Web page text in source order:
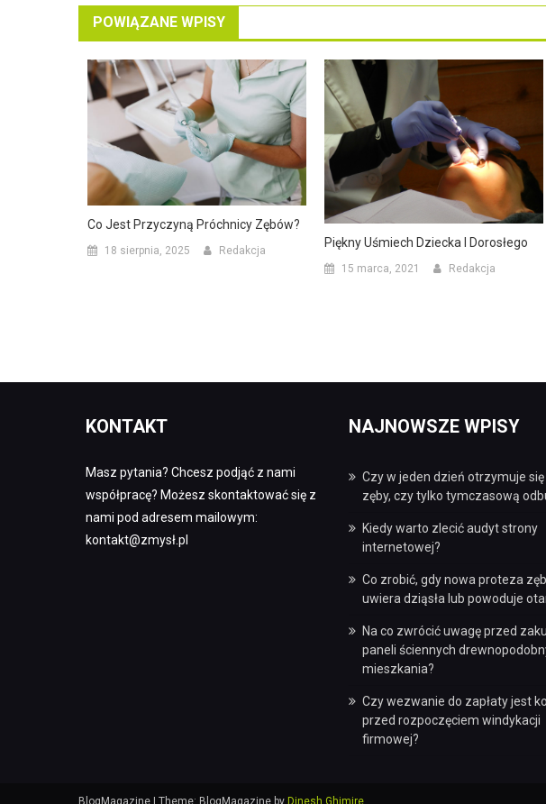
POWIĄZANE WPISY
Co Jest Przyczyną Próchnicy Zębów?
18 sierpnia, 2025 Redakcja
Piękny Uśmiech Dziecka I Dorosłego
15 marca, 2021 Redakcja
KONTAKT
Masz pytania? Chcesz podjąć z nami
współpracę? Możesz skontaktować się z
nami pod adresem mailowym:
kontakt@zmysł.pl
NAJNOWSZE WPISY
Czy w jeden dzień otrzymuje się
zęby, czy tylko tymczasową
Kiedy warto zlecić audyt strony
internetowej?
Co zrobić, gdy nowa proteza
uwiera dziąsła lub powoduje
Na co zwrócić uwagę przed
paneli ściennych
mieszkania?
Czy wezwanie do zapłaty jest
przed rozpoczęciem windykacji
firmowej?
BlogMagazine Theme: BlogMagazine by Dinesh Ghimire